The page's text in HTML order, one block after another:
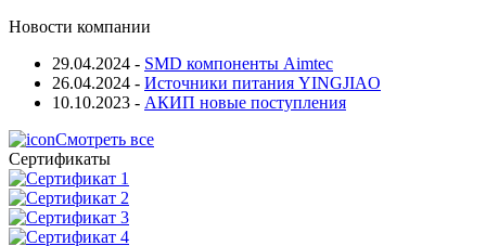
Новости компании
29.04.2024 - SMD компоненты Aimtec
26.04.2024 - Источники питания YINGJIAO
10.10.2023 - АКИП новые поступления
Смотреть все
Сертификаты